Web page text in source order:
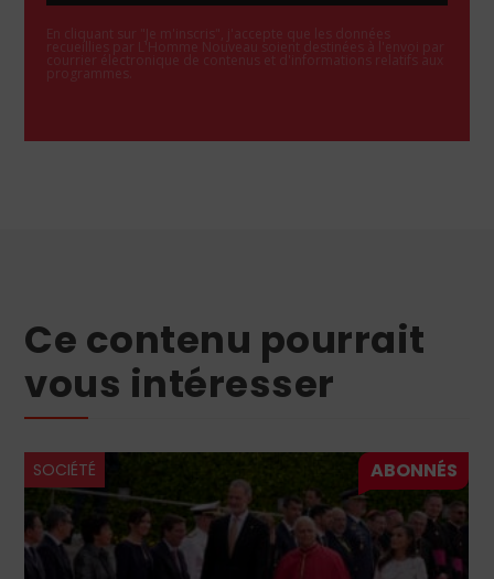
En cliquant sur "Je m'inscris", j'accepte que les données
recueillies par L'Homme Nouveau soient destinées à l'envoi par
courrier électronique de contenus et d'informations relatifs aux
programmes.
Ce contenu pourrait
vous intéresser
SOCIÉTÉ